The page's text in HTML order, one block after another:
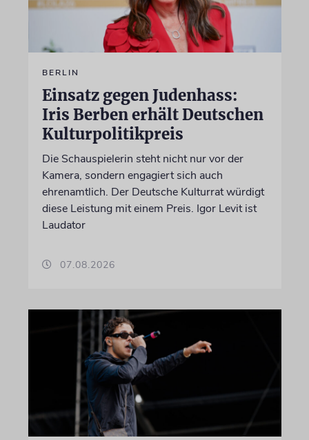
BERLIN
Einsatz gegen Judenhass:
Iris Berben erhält Deutschen
Kulturpolitikpreis
Die Schauspielerin steht nicht nur vor der
Kamera, sondern engagiert sich auch
ehrenamtlich. Der Deutsche Kulturrat würdigt
diese Leistung mit einem Preis. Igor Levit ist
Laudator
07.08.2026